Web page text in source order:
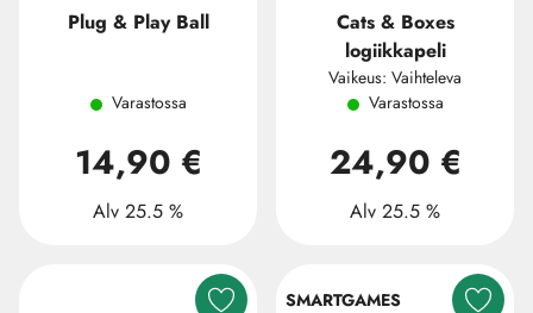
Plug & Play Ball
Varastossa
14,90 €
Alv 25.5 %
Cats & Boxes
logiikkapeli
Vaikeus: Vaihteleva
Varastossa
24,90 €
Alv 25.5 %
SMARTGAMES